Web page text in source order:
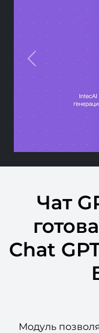
Previous
Чат
Chat
Модуль